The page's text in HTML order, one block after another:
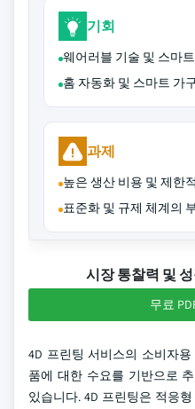
기회
웨어러블 기술 및 스마
홈 자동화 및 스마트 가
과제
높은 생산 비용 및 제한
표준화 및 규제 체계의
시장 통찰력 및
무료
4D 프린팅 서비스의 소비자
품에 대한 수요를 기반으로
있습니다. 4D 프린팅은 적응